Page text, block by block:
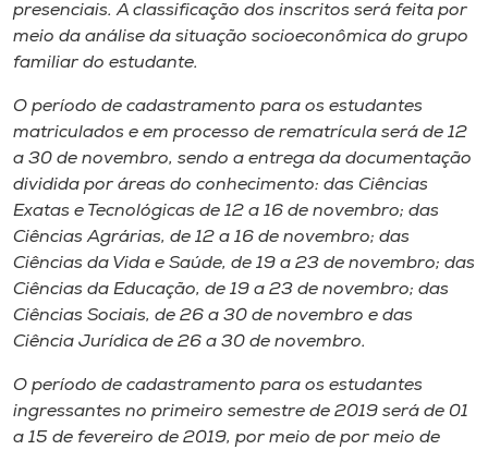
presenciais. A classificação dos inscritos será feita por
meio da análise da situação socioeconômica do grupo
familiar do estudante.
O período de cadastramento para os estudantes
matriculados e em processo de rematrícula será de 12
a 30 de novembro, sendo a entrega da documentação
dividida por áreas do conhecimento: das Ciências
Exatas e Tecnológicas de 12 a 16 de novembro; das
Ciências Agrárias, de 12 a 16 de novembro; das
Ciências da Vida e Saúde, de 19 a 23 de novembro; das
Ciências da Educação, de 19 a 23 de novembro; das
Ciências Sociais, de 26 a 30 de novembro e das
Ciência Jurídica de 26 a 30 de novembro.
O período de cadastramento para os estudantes
ingressantes no primeiro semestre de 2019 será de 01
a 15 de fevereiro de 2019, por meio de por meio de